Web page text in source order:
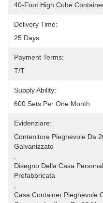
40-Foot High Cube
Delivery Time:
25 Days
Payment Terms:
T/T
Supply Ability:
600 Sets Per One Month
Evidenziare:
Contenitore Pieghevole Da
Galvanizzato
Disegno Della Casa
Prefabbricata
Casa Container Pieghevole